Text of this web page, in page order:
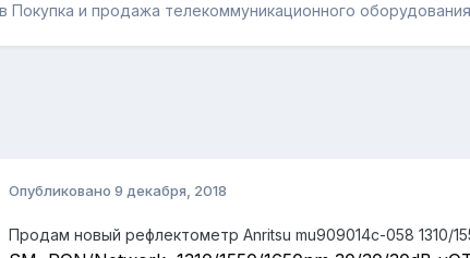
в Покупка и продажа телекоммуникационного оборудования
Опубликовано 9 декабря, 2018
Продам новый рефлектометр Anritsu mu909014c-058 1310/